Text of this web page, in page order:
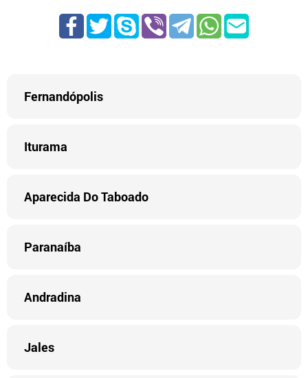
Fernandópolis
Iturama
Aparecida Do Taboado
Paranaíba
Andradina
Jales